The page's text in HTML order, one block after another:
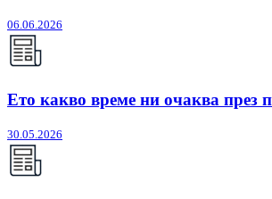
06.06.2026
Ето какво време ни очаква през
30.05.2026